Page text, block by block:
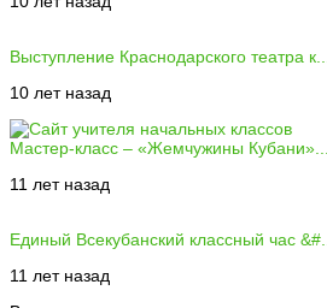
Выступление Краснодарского театра к...
10 лет назад
Мастер-класс – «Жемчужины Кубани»...
11 лет назад
Единый Всекубанский классный час &#...
11 лет назад